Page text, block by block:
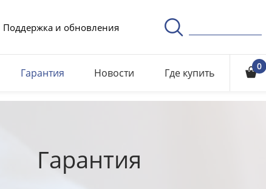
Поддержка и обновления
Гарантия Новости Где купить 0
Гарантия